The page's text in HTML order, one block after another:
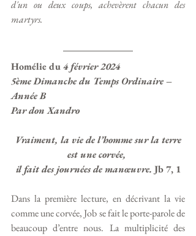
d'un ou deux coups, achevèrent chacun des
martyrs.
Homélie du 4 février 2024
5ème Dimanche du Temps Ordinaire –
Année B
Par don Xandro
Vraiment, la vie de l’homme sur la terre
est une corvée,
il fait des journées de manœuvre. Jb 7, 1
Dans la première lecture, en décrivant la vie
comme une corvée, Job se fait le porte-parole de
beaucoup d’entre nous. La multiplicité des